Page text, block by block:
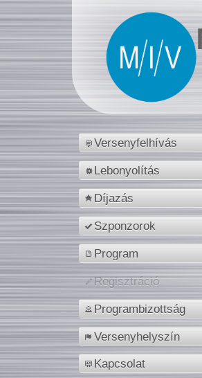
Versenyfelhívás
Lebonyolítás
Díjazás
Szponzorok
Program
Regisztráció
Programbizottság
Versenyhelyszín
Kapcsolat